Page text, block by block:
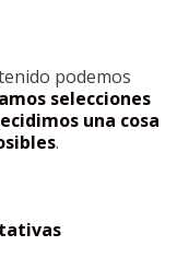
podemos
selecciones
una cosa
.